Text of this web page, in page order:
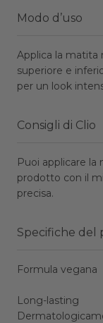
Modo d’uso
Applica la matita
superiore e
per un look
Consigli di Clio
Puoi applicare la
prodotto con il
precisa.
Specifiche del
Formula vegana
Long-lasting